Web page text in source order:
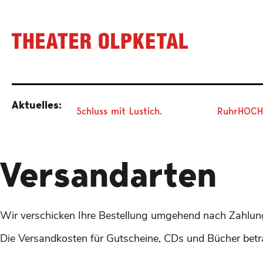
Aktuelles: Schluss mit Lustich.
Versandarten
Wir verschicken Ihre Bestellung umgehend nach
Die Versandkosten für Gutscheine, CDs und Bücher